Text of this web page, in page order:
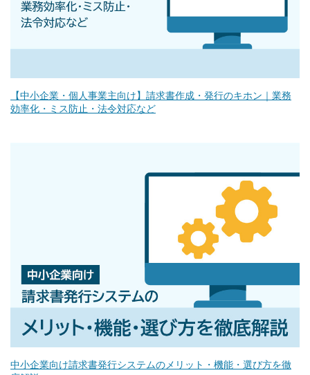
【中小企業・個人事業主向け】請求書作成・発行のキホン｜業務
効率化・ミス防止・法令対応など
中小企業向け請求書発行システムのメリット・機能・選び方を徹